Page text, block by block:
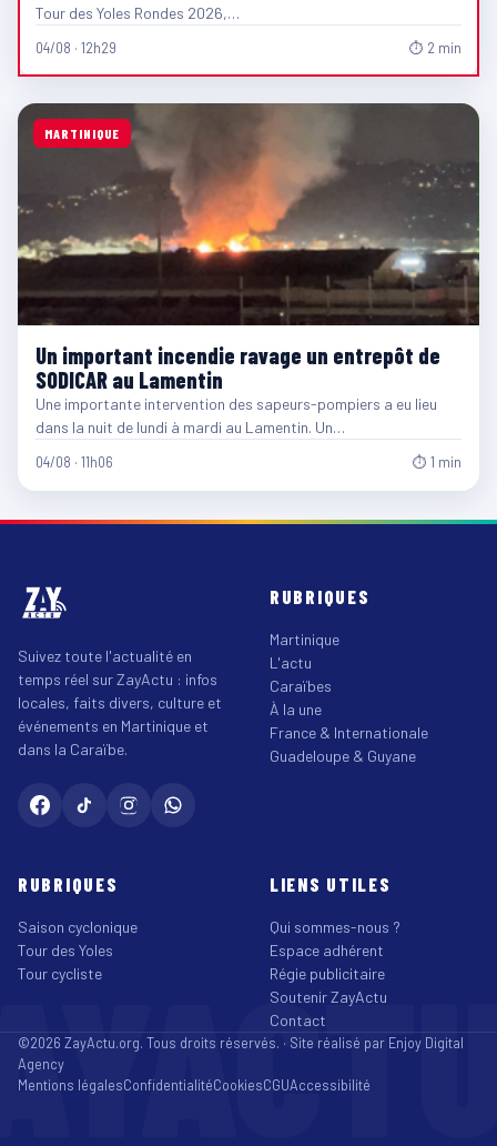
Tour des Yoles Rondes 2026,…
04/08 · 12h29 ⏱ 2 min
MARTINIQUE
Un important incendie ravage un entrepôt de
SODICAR au Lamentin
Une importante intervention des sapeurs-pompiers a eu lieu
dans la nuit de lundi à mardi au Lamentin. Un…
04/08 · 11h06 ⏱ 1 min
Suivez toute l'actualité en
temps réel sur ZayActu : infos
locales, faits divers, culture et
événements en Martinique et
dans la Caraïbe.
RUBRIQUES
Martinique
L'actu
Caraïbes
À la une
France & Internationale
Guadeloupe & Guyane
RUBRIQUES
Saison cyclonique
Tour des Yoles
Tour cycliste
LIENS UTILES
Qui sommes-nous ?
Espace adhérent
Régie publicitaire
Soutenir ZayActu
Contact
©2026 ZayActu.org. Tous droits réservés. · Site réalisé par Enjoy Digital
Agency
Mentions légalesConfidentialitéCookiesCGUAccessibilité